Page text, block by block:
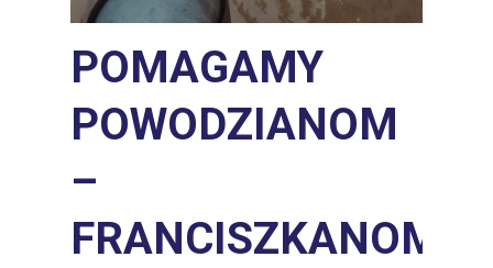
POMAGAMY
POWODZIANOM
–
FRANCISZKANOM